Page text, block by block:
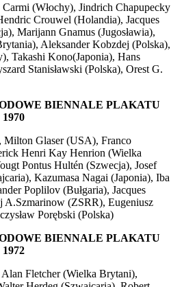
(Włochy), Jindrich Chapupecky
Crouwel (Holandia), Jacques
Marijann Gnamus (Jugosławia),
Aleksander Kobzdej (Polska),
Takashi Kono(Japonia), Hans
Stanisławski (Polska), Orest G.
BIENNALE PLAKATU
Milton Glaser (USA), Franco
Henri Kay Henrion (Wielka
Pontus Hultén (Szwecja), Josef
Kazumasa Nagai (Japonia), Iba
Poplilov (Bułgaria), Jacques
A.Szmarinow (ZSRR), Eugeniusz
Porębski (Polska)
BIENNALE PLAKATU
Fletcher (Wielka Brytani),